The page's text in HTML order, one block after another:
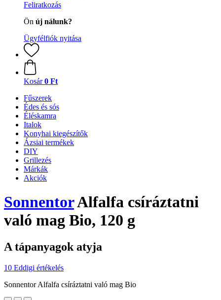
Feliratkozás
Ön új nálunk?
Ügyfélfiók nyitása
Kosár 0 Ft
Fűszerek
Édes és sós
Éléskamra
Italok
Konyhai kiegészítők
Ázsiai termékek
DIY
Grillezés
Márkák
Akciók
SonnentorAlfalfa csíráztatni
való mag Bio, 120 g
A tápanyagok atyja
10 Eddigi értékelés
Sonnentor Alfalfa csíráztatni való mag Bio